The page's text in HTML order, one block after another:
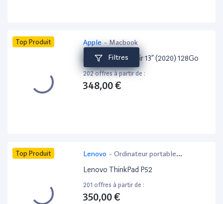
Filtres
Top Produit Apple- Macbook
Apple MacBook Air 13” (2020) 128Go
202 offres à partir de :
348,00 €
Top Produit Lenovo - Ordinateur portable
bureautique
Lenovo ThinkPad P52
201 offres à partir de :
350,00 €